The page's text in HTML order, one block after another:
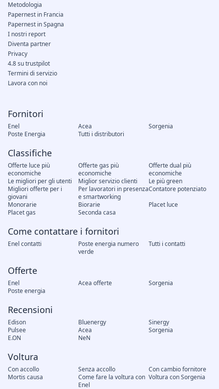
Fornitori
Enel Acea
Sorgenia
Poste Energia
Tutti i distributori
Classifiche
Offerte luce più
economiche
Offerte gas più
economiche
Offerte dual più
economiche
Le migliori per gli utenti
Miglior servizio clienti
Le più green
Migliori offerte per i
giovani
Per lavoratori in presenza
e smartworking
Contatore potenziato
Monorarie
Biorarie
Placet luce
Placet gas
Seconda casa
Come contattare i fornitori
Enel contatti
Poste energia numero
verde
Tutti i contatti
Offerte
Enel Acea offerte
Sorgenia
Poste energia
Recensioni
Edison Bluenergy
Sinergy
Pulsee
Acea
Sorgenia
E.ON
NeN
Voltura
Con accollo Senza accollo
Con cambio fornitore
Mortis causa
Come fare la voltura con
Enel
Voltura con Sorgenia
Metodologia
Papernest in Francia
Papernest in Spagna
I nostri report
Diventa partner
Privacy
4.8 su trustpilot
Termini di servizio
Lavora con noi